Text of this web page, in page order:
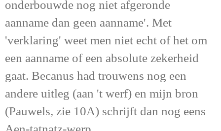
onderbouwde nog niet afgeronde
aanname dan geen aanname'. Met
'verklaring' weet men niet echt of het om
een aanname of een absolute zekerheid
gaat. Becanus had trouwens nog een
andere uitleg (aan 't werf) en mijn bron
(Pauwels, zie 10A) schrijft dan nog eens